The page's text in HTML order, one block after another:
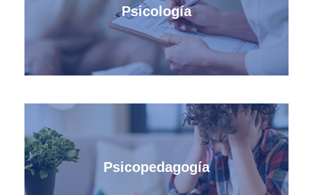
Psicología
Psicopedagogía